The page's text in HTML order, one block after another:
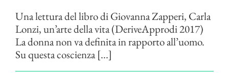
Una lettura del libro di Giovanna Zapperi, Carla
Lonzi, un’arte della vita (DeriveApprodi 2017)
La donna non va definita in rapporto all’uomo.
Su questa coscienza [...]